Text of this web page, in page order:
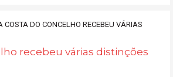
recebeu várias distinções